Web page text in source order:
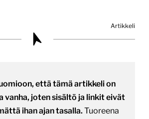
Artikkeli
että tämä artikkeli on
vanha, joten sisältö ja linkit eivät
ihan ajan tasalla. Tuoreena